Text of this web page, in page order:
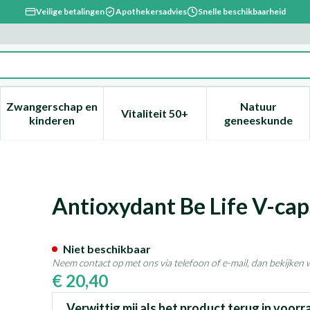
Veilige betalingen Apothekersadvies Snelle beschikbaarheid
verzorging en hygiëne categorie
voor Dieet, voeding en vitamines categorie
Zwangerschap en
kinderenToon submenu voor Zwangerschap en kinderen
Vitaliteit 50+Toon submenu voor Vitaliteit
Natuur
geneeskunde
Toon
Antioxydant Be Life V-
€ 20,40
Niet beschikbaar
Neem contact op met ons via telefoon of e-mail, dan bekijken